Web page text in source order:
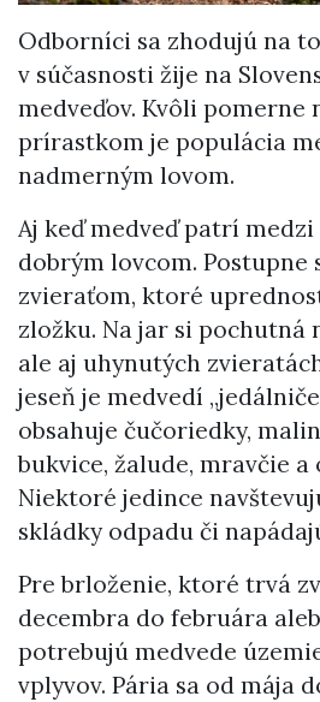
Odborníci sa zhodujú na
v súčasnosti žije na
medveďov. Kvôli pomerne
prírastkom je populácia
nadmerným lovom.
Aj keď medveď patrí medzi
dobrým lovcom. Postupne
zvieraťom, ktoré
zložku. Na jar si pochutná
ale aj uhynutých
jeseň je medvedí
obsahuje čučoriedky,
bukvice, žalude, mravčie a
Niektoré jedince
skládky odpadu či
Pre brloženie, ktoré trvá
decembra do februára
potrebujú medvede
vplyvov. Pária sa od mája